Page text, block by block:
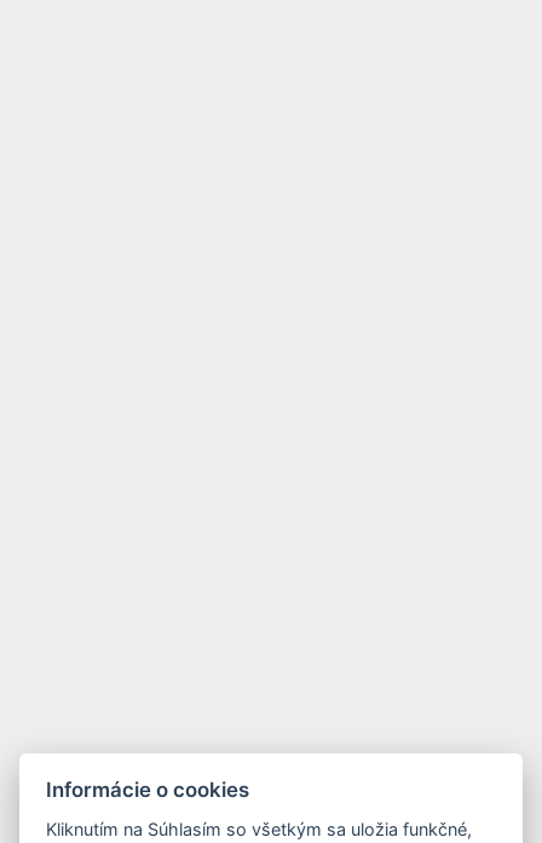
Informácie o cookies
Kliknutím na Súhlasím so všetkým sa uložia funkčné,